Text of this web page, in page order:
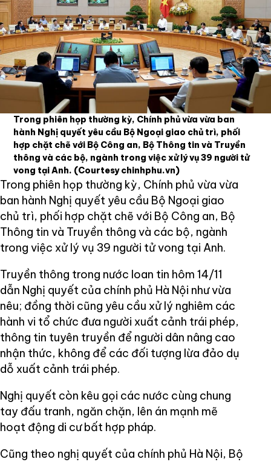
Trong phiên họp thường kỳ, Chính phủ vừa vừa ban
hành Nghị quyết yêu cầu Bộ Ngoại giao chủ trì, phối
hợp chặt chẽ với Bộ Công an, Bộ Thông tin và Truyền
thông và các bộ, ngành trong việc xử lý vụ 39 người tử
vong tại Anh. (Courtesy chinhphu.vn)
Trong phiên họp thường kỳ, Chính phủ vừa vừa
ban hành Nghị quyết yêu cầu Bộ Ngoại giao
chủ trì, phối hợp chặt chẽ với Bộ Công an, Bộ
Thông tin và Truyền thông và các bộ, ngành
trong việc xử lý vụ 39 người tử vong tại Anh.
Truyền thông trong nước loan tin hôm 14/11
dẫn Nghị quyết của chính phủ Hà Nội như vừa
nêu; đồng thời cũng yêu cầu xử lý nghiêm các
hành vi tổ chức đưa người xuất cảnh trái phép,
thông tin tuyên truyền để người dân nâng cao
nhận thức, không để các đối tượng lừa đảo dụ
dỗ xuất cảnh trái phép.
Nghị quyết còn kêu gọi các nước cùng chung
tay đấu tranh, ngăn chặn, lên án mạnh mẽ
hoạt động di cư bất hợp pháp.
Cũng theo nghị quyết của chính phủ Hà Nội, Bộ